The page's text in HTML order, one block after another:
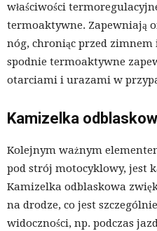
właściwości
termoaktywne. Zapewniają
nóg, chroniąc przed
spodnie termoaktywne
otarciami i urazami w
Kamizelka
Kolejnym ważnym
pod strój motocyklowy, jest
Kamizelka odblaskowa
na drodze, co jest
widoczności, np. podczas